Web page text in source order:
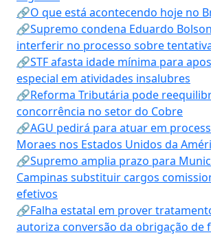
🔗O que está acontecendo hoje no
🔗Supremo condena Eduardo
interferir no processo sobre
🔗STF afasta idade mínima para
especial em atividades insalubres
🔗Reforma Tributária pode
concorrência no setor do Cobre
🔗AGU pedirá para atuar em
Moraes nos Estados Unidos da
🔗Supremo amplia prazo para
Campinas substituir cargos
efetivos
🔗Falha estatal em prover
autoriza conversão da obrigação de